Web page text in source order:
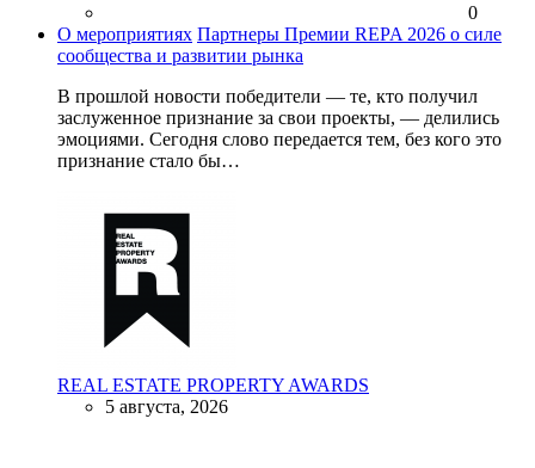
0
О мероприятиях Партнеры Премии REPA 2026 о силе
сообщества и развитии рынка
В прошлой новости победители — те, кто получил
заслуженное признание за свои проекты, — делились
эмоциями. Сегодня слово передается тем, без кого это
признание стало бы…
REAL ESTATE PROPERTY AWARDS
5 августа, 2026